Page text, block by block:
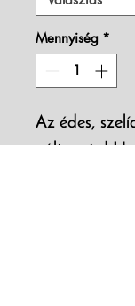
Mennyiség *
Az édes,
változata!